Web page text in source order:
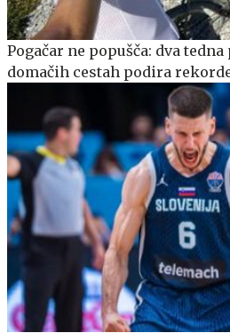
Pogačar ne popušča: dva
domačih cestah podira